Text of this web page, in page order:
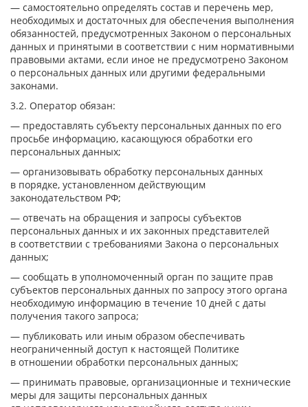
— самостоятельно определять состав и перечень мер,
необходимых и достаточных для обеспечения выполнения
обязанностей, предусмотренных Законом о персональных
данных и принятыми в соответствии с ним нормативными
правовыми актами, если иное не предусмотрено Законом
о персональных данных или другими федеральными
законами.
3.2. Оператор обязан:
— предоставлять субъекту персональных данных по его
просьбе информацию, касающуюся обработки его
персональных данных;
— организовывать обработку персональных данных
в порядке, установленном действующим
законодательством РФ;
— отвечать на обращения и запросы субъектов
персональных данных и их законных представителей
в соответствии с требованиями Закона о персональных
данных;
— сообщать в уполномоченный орган по защите прав
субъектов персональных данных по запросу этого органа
необходимую информацию в течение 10 дней с даты
получения такого запроса;
— публиковать или иным образом обеспечивать
неограниченный доступ к настоящей Политике
в отношении обработки персональных данных;
— принимать правовые, организационные и технические
меры для защиты персональных данных